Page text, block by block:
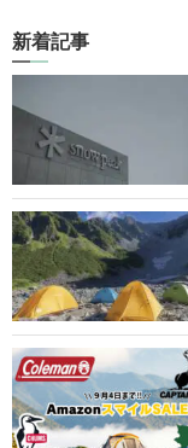
新着記事